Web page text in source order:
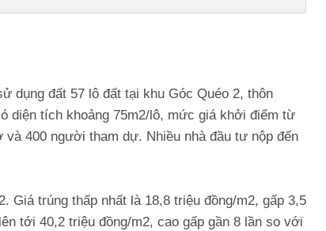
dụng đất 57 lô đất tại khu Góc Quéo 2, thôn
diện tích khoảng 75m2/lô, mức giá khởi điểm từ
400 người tham dự. Nhiều nhà đầu tư nộp đến
Giá trúng thấp nhất là 18,8 triệu đồng/m2, gấp 3,5
tới 40,2 triệu đồng/m2, cao gấp gần 8 lần so với